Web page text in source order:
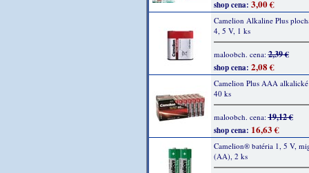
shop cena: 3,00 €
Camelion Alkaline Plus
4, 5 V, 1 ks
maloobch. cena:2,39 €
shop cena: 2,08 €
Camelion Plus AAA
40 ks
maloobch. cena:19,12 €
shop cena: 16,63 €
Camelion® batéria 1, 5 V,
(AA), 2 ks